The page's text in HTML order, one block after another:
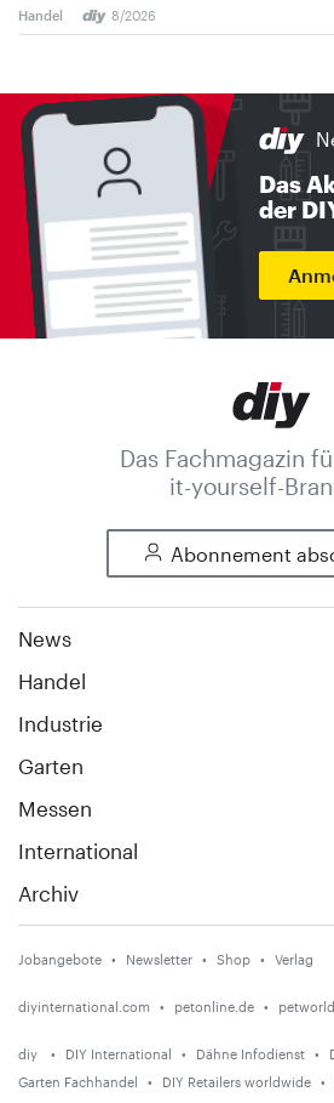
Handel 8/2026
Das
der
Das Fachmagazin
it-yourself-
Abonnement
News
Handel
Industrie
Garten
Messen
International
Archiv
Jobangebote Newsletter Shop Verlag
diyinternational.com petonline.de
diy DIY International Dähne Infodienst
Garten Fachhandel
DIY Retailers worldwide